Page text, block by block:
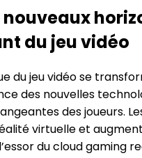
du jeu vidéo
du jeu vidéo se
des nouvelles
des joueurs.
virtuelle et
du cloud gaming